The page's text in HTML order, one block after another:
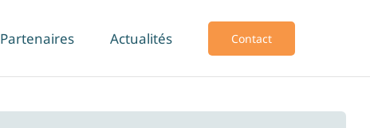
Partenaires Actualités Contact